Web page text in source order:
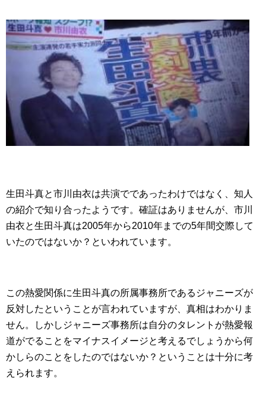
生田斗真と市川由衣は共演でであったわけではなく、知人
の紹介で知り合ったようです。確証はありませんが、市川
由衣と生田斗真は2005年から2010年までの5年間交際して
いたのではないか？といわれています。
この熱愛関係に生田斗真の所属事務所であるジャニーズが
反対したということが言われていますが、真相はわかりま
せん。しかしジャニーズ事務所は自分のタレントが熱愛報
道がでることをマイナスイメージと考えるでしょうから何
かしらのことをしたのではないか？ということは十分に考
えられます。